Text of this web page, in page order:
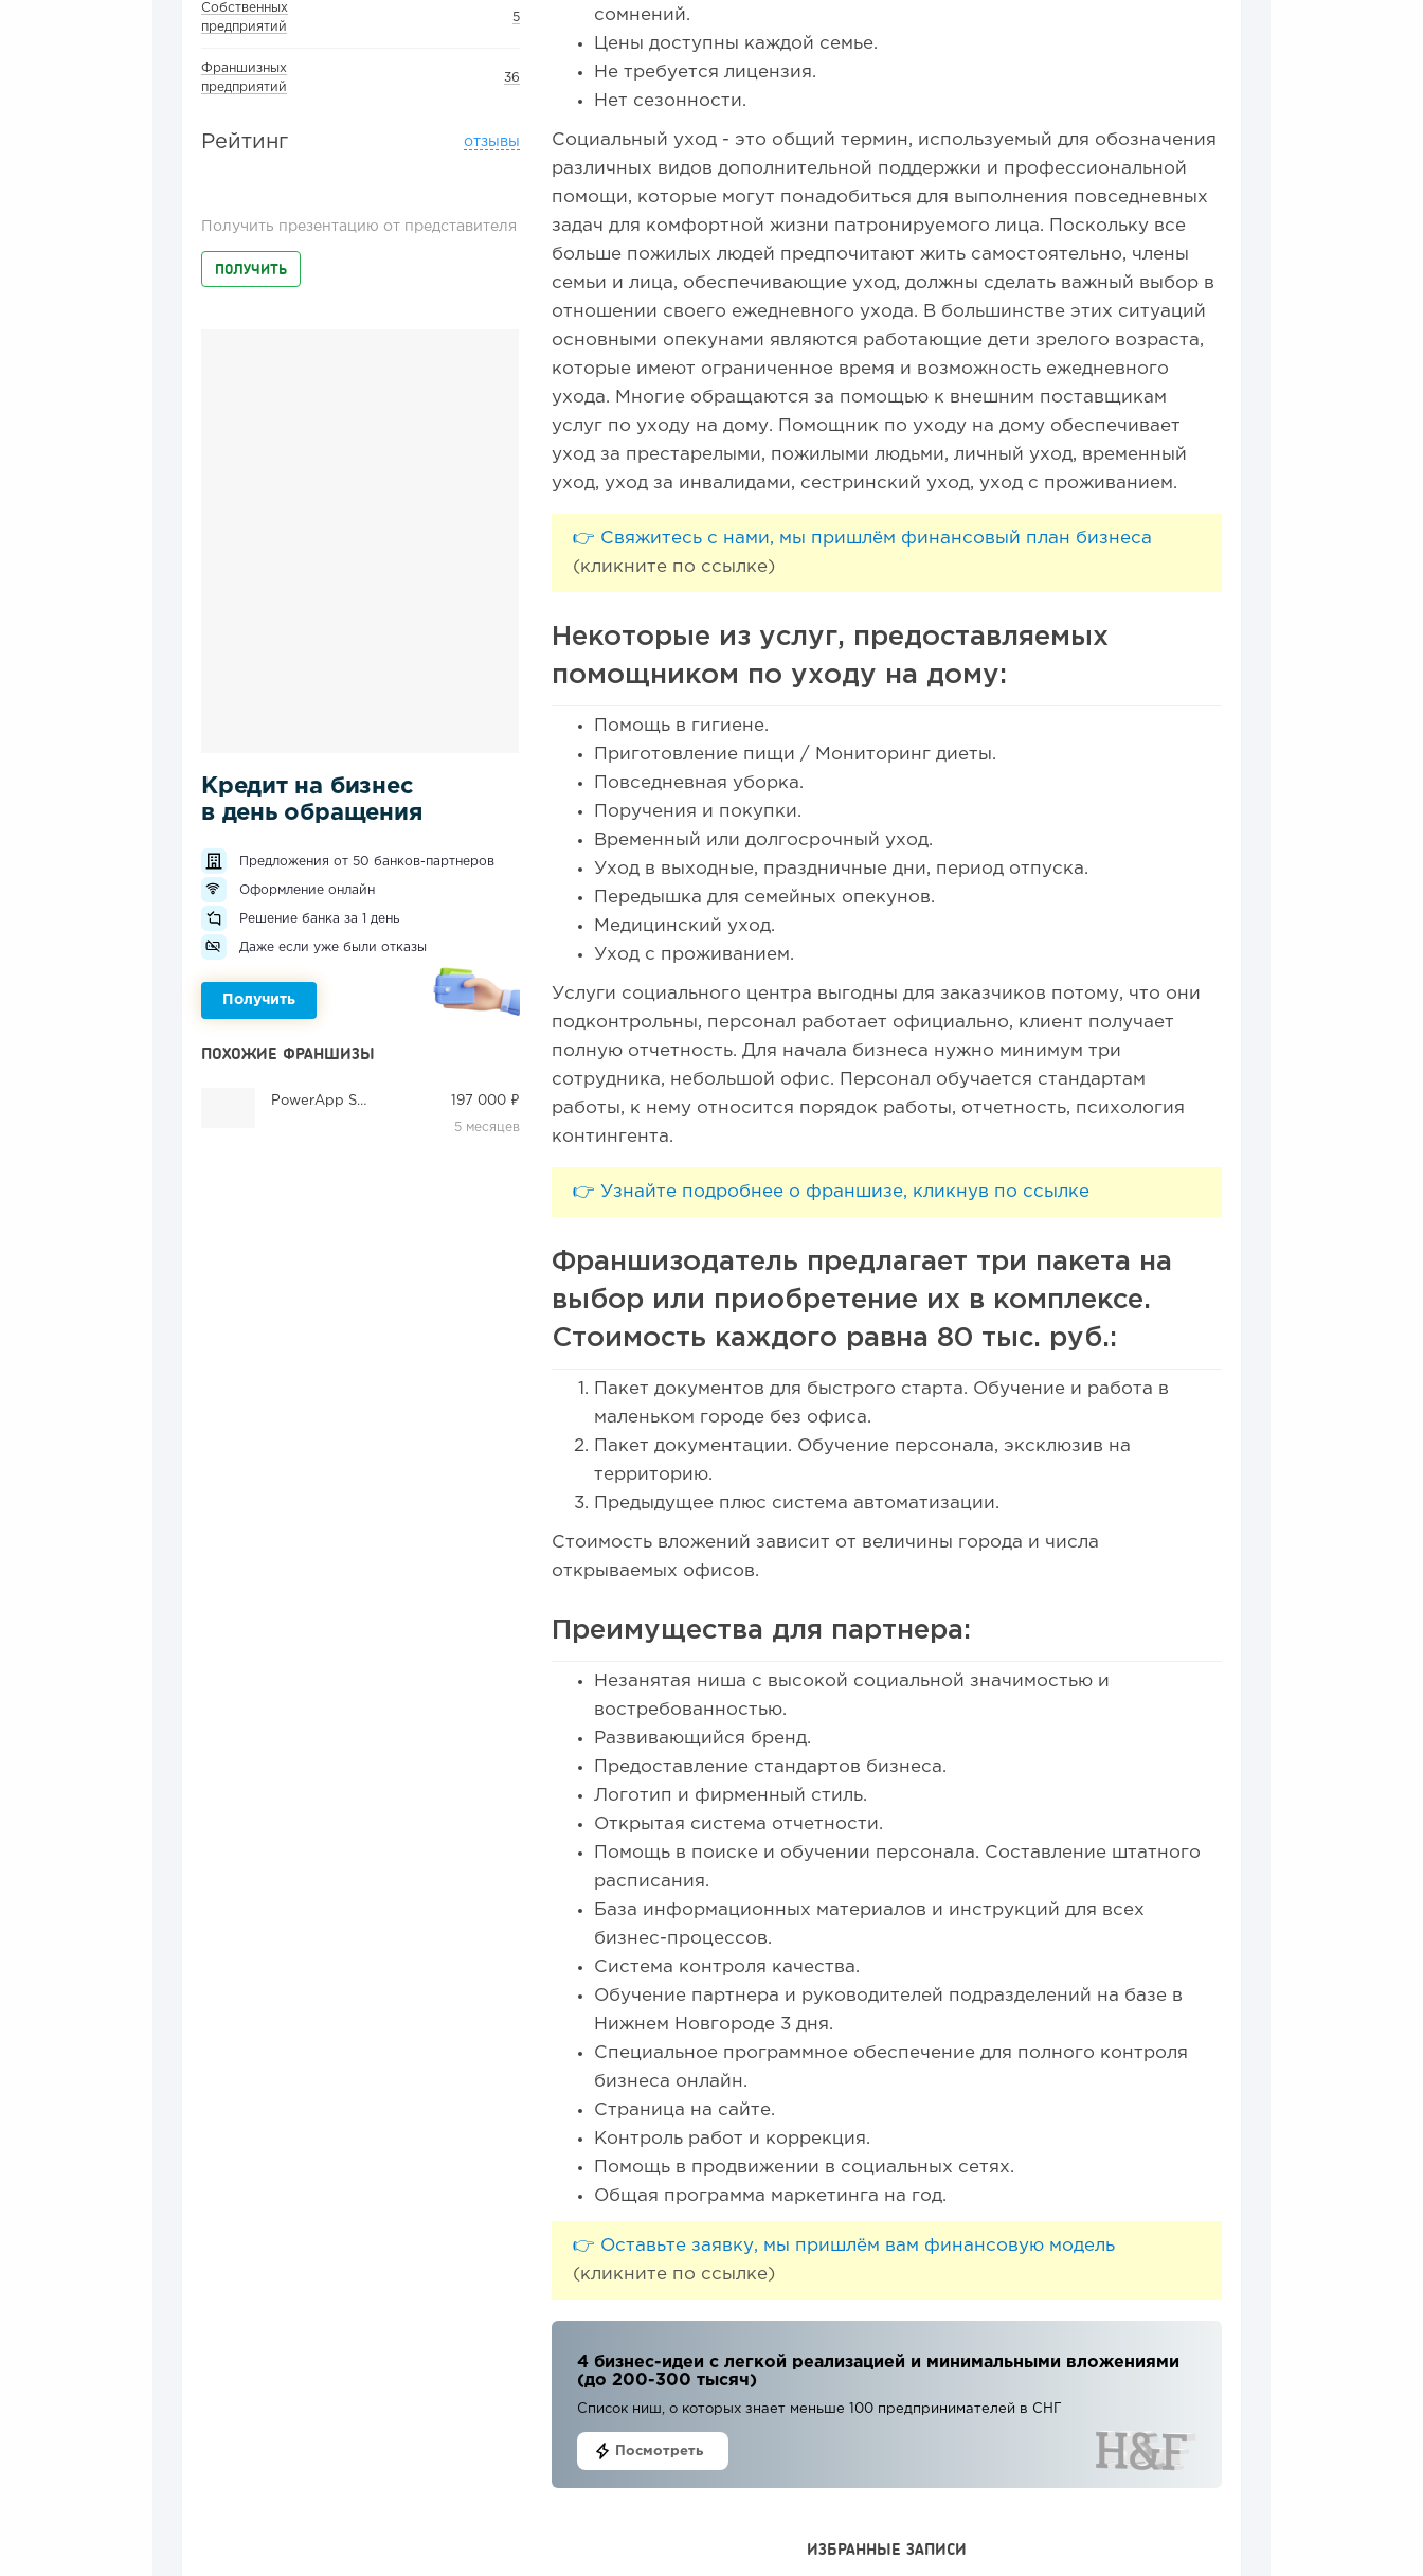
Собственных
предприятий
5
Франшизных
предприятий
36
Рейтинг отзывы
Получить презентацию от представителя
ПОЛУЧИТЬ
Кредит на бизнес
в день обращения
Предложения от 50 банков-партнеров
Оформление онлайн
Решение банка за 1 день
Даже если уже были отказы
Получить
ПОХОЖИЕ ФРАНШИЗЫ
PowerApp Sharing 197 000 ₽
5 месяцев
сомнений.
Цены доступны каждой семье.
Не требуется лицензия.
Нет сезонности.
Социальный уход - это общий термин, используемый для обозначения
различных видов дополнительной поддержки и профессиональной
помощи, которые могут понадобиться для выполнения повседневных
задач для комфортной жизни патронируемого лица. Поскольку все
больше пожилых людей предпочитают жить самостоятельно, члены
семьи и лица, обеспечивающие уход, должны сделать важный выбор в
отношении своего ежедневного ухода. В большинстве этих ситуаций
основными опекунами являются работающие дети зрелого возраста,
которые имеют ограниченное время и возможность ежедневного
ухода. Многие обращаются за помощью к внешним поставщикам
услуг по уходу на дому. Помощник по уходу на дому обеспечивает
уход за престарелыми, пожилыми людьми, личный уход, временный
уход, уход за инвалидами, сестринский уход, уход с проживанием.
👉 Свяжитесь с нами, мы пришлём финансовый план бизнеса
(кликните по ссылке)
Некоторые из услуг, предоставляемых
помощником по уходу на дому:
Помощь в гигиене.
Приготовление пищи / Мониторинг диеты.
Повседневная уборка.
Поручения и покупки.
Временный или долгосрочный уход.
Уход в выходные, праздничные дни, период отпуска.
Передышка для семейных опекунов.
Медицинский уход.
Уход с проживанием.
Услуги социального центра выгодны для заказчиков потому, что они
подконтрольны, персонал работает официально, клиент получает
полную отчетность. Для начала бизнеса нужно минимум три
сотрудника, небольшой офис. Персонал обучается стандартам
работы, к нему относится порядок работы, отчетность, психология
контингента.
👉 Узнайте подробнее о франшизе, кликнув по ссылке
Франшизодатель предлагает три пакета на
выбор или приобретение их в комплексе.
Стоимость каждого равна 80 тыс. руб.:
Пакет документов для быстрого старта. Обучение и работа в
маленьком городе без офиса.
Пакет документации. Обучение персонала, эксклюзив на
территорию.
Предыдущее плюс система автоматизации.
Стоимость вложений зависит от величины города и числа
открываемых офисов.
Преимущества для партнера:
Незанятая ниша с высокой социальной значимостью и
востребованностью.
Развивающийся бренд.
Предоставление стандартов бизнеса.
Логотип и фирменный стиль.
Открытая система отчетности.
Помощь в поиске и обучении персонала. Составление штатного
расписания.
База информационных материалов и инструкций для всех
бизнес-процессов.
Система контроля качества.
Обучение партнера и руководителей подразделений на базе в
Нижнем Новгороде 3 дня.
Специальное программное обеспечение для полного контроля
бизнеса онлайн.
Страница на сайте.
Контроль работ и коррекция.
Помощь в продвижении в социальных сетях.
Общая программа маркетинга на год.
👉 Оставьте заявку, мы пришлём вам финансовую модель
(кликните по ссылке)
4 бизнес-идеи с легкой реализацией и минимальными вложениями
(до 200-300 тысяч)
Список ниш, о которых знает меньше 100 предпринимателей в СНГ
Посмотреть
ИЗБРАННЫЕ ЗАПИСИ